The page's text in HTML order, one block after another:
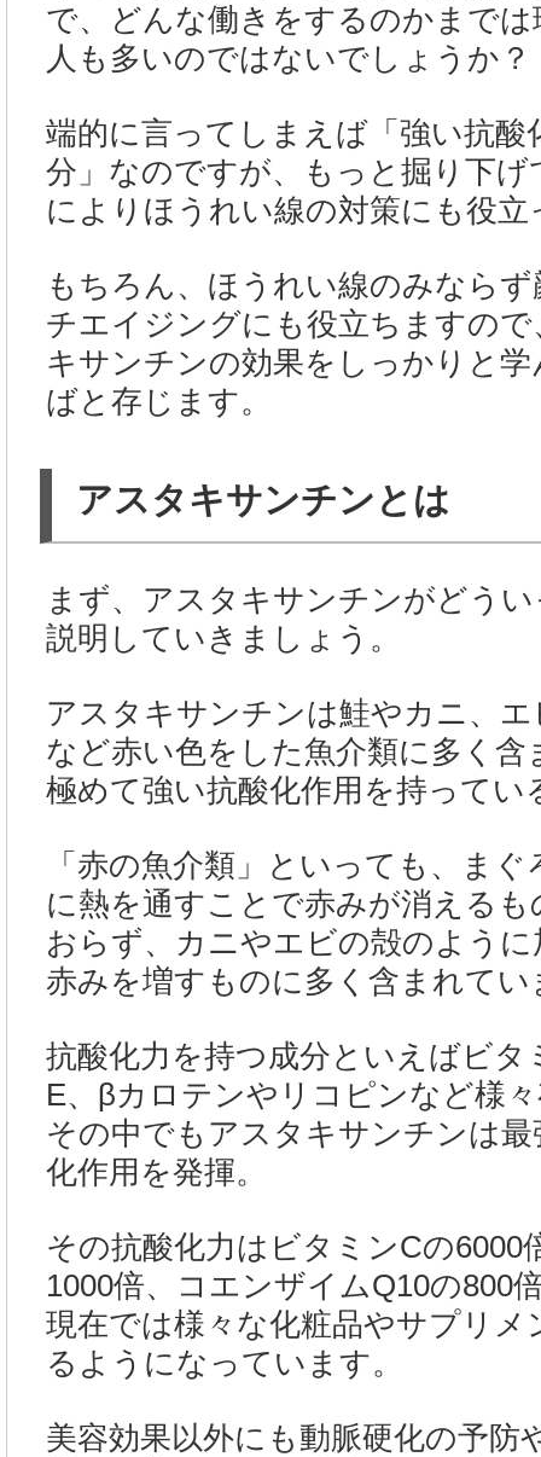
で、どんな働きをするのかまで
人も多いのではないでしょうか？
端的に言ってしまえば「強い抗酸
分」なのですが、もっと掘り下げ
によりほうれい線の対策にも役
もちろん、ほうれい線のみなら
チエイジングにも役立ちますの
キサンチンの効果をしっかりと
ばと存じます。
アスタキサンチンとは
まず、アスタキサンチンがどう
説明していきましょう。
アスタキサンチンは鮭やカニ、
など赤い色をした魚介類に多く含
極めて強い抗酸化作用を持ってい
「赤の魚介類」といっても、ま
に熱を通すことで赤みが消える
おらず、カニやエビの殻のよう
赤みを増すものに多く含まれてい
抗酸化力を持つ成分といえばビ
E、βカロテンやリコピンなど様
その中でもアスタキサンチンは
化作用を発揮。
その抗酸化力はビタミンCの6000
1000倍、コエンザイムQ10の800
現在では様々な化粧品やサプリメ
るようになっています。
美容効果以外にも動脈硬化の予防